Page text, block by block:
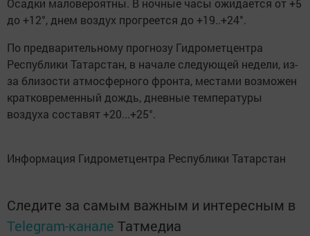
Осадки маловероятны. В ночные часы ожидается от +5
до +12°, днем воздух прогреется до +19..+24°.
По предварительному прогнозу Гидрометцентра
Республики Татарстан, в начале следующей недели, из-
за близости атмосферного фронта, местами возможен
кратковременный дождь, дневные температуры
воздуха составят +20...+25°.
Информация Гидрометцентра Республики Татарстан
Следите за самым важным и интересным в
Telegram-канале Татмедиа